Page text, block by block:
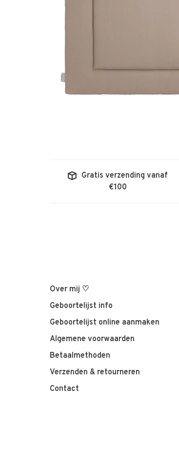
Gratis verzending vanaf
€100
Over mij ♡
Geboortelijst info
Geboortelijst online aanmaken
Algemene voorwaarden
Betaalmethoden
Verzenden & retourneren
Contact